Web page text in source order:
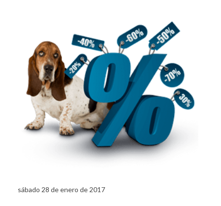
sábado 28 de enero de 2017